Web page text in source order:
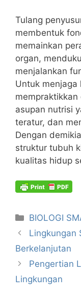
Tulang
membentuk
memainkan
organ,
menjalankan
Untuk
asupan nutrisi
teratur, dan
Dengan
struktur tubuh
kualitas hidup
Kategori
BIOLOGI
Lingkungan
Berkelanjutan
Pengertian
Lingkungan